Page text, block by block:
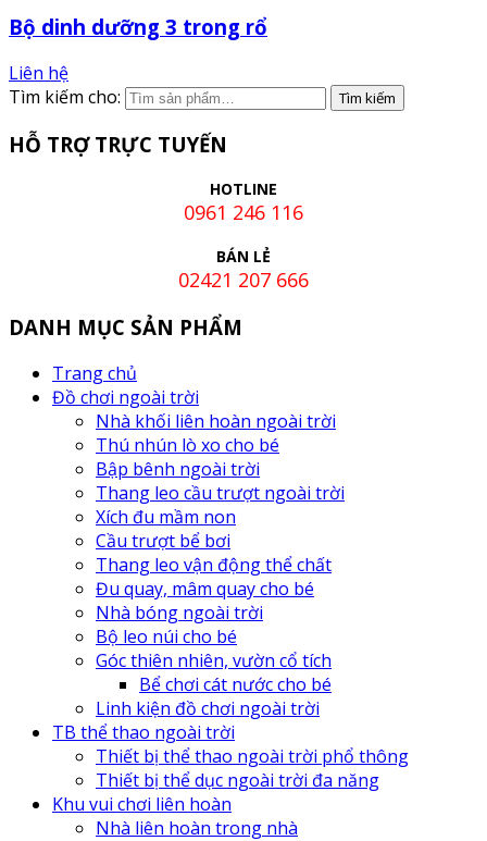
Bộ dinh dưỡng 3 trong rổ
Liên hệ
Tìm kiếm cho:
HỖ TRỢ TRỰC TUYẾN
HOTLINE
0961 246 116
BÁN LẺ
02421 207 666
DANH MỤC SẢN PHẨM
Trang chủ
Đồ chơi ngoài trời
Nhà khối liên hoàn ngoài trời
Thú nhún lò xo cho bé
Bập bênh ngoài trời
Thang leo cầu trượt ngoài trời
Xích đu mầm non
Cầu trượt bể bơi
Thang leo vận động thể chất
Đu quay, mâm quay cho bé
Nhà bóng ngoài trời
Bộ leo núi cho bé
Góc thiên nhiên, vườn cổ tích
Bể chơi cát nước cho bé
Linh kiện đồ chơi ngoài trời
TB thể thao ngoài trời
Thiết bị thể thao ngoài trời phổ thông
Thiết bị thể dục ngoài trời đa năng
Khu vui chơi liên hoàn
Nhà liên hoàn trong nhà